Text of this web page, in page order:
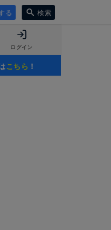
る 検索
ログイン
こちら ！